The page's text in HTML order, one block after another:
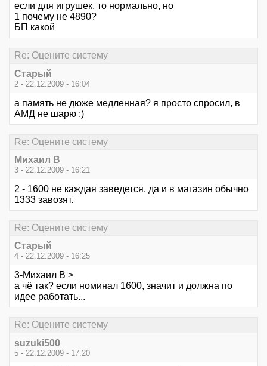
если для игрушек, то нормально, но
1 почему не 4890?
БП какой
Re: Оцените систему
Старый
2 - 22.12.2009 - 16:04
а память не дюже медленная? я просто спросил, в
АМД не шарю :)
Re: Оцените систему
Михаил В
3 - 22.12.2009 - 16:21
2 - 1600 не каждая заведется, да и в магазин обычно
1333 завозят.
Re: Оцените систему
Старый
4 - 22.12.2009 - 16:25
3-Михаил В >
а чё так? если номинал 1600, значит и должна по
идее работать...
Re: Оцените систему
suzuki500
5 - 22.12.2009 - 17:20